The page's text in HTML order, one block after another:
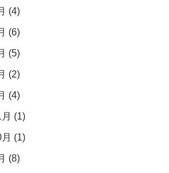
(4)
(6)
(5)
(2)
(4)
(1)
(1)
(8)